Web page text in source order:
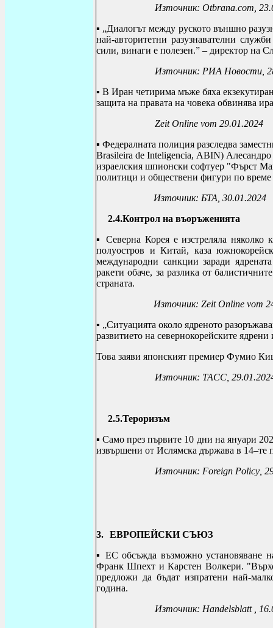
Източник: Otbrana.com,
▪ „Диалогът между руското външно
най-авторитетни разузнавателни
сили, винаги е полезен.” – директор на
Източник: РИА Новости,
▪ В Иран четирима мъже бяха
защита на правата на човека обвинява
Zeit Online vom 29.01.2024
▪ Федералната полиция разследва
Brasileira de Inteligencia, ABIN) Алесандро
израелския шпионски софтуер "Фърст
политици и обществени фигури по време
Източник: БТА, 30.01.2024
2.4.Контрол на въоръженията
▪ Северна Корея е изстреляла
полуостров и Китай, каза
международни санкции заради
ракети обаче, за разлика от
страната.
Източник: Zeit Online vom
▪ „Ситуацията около ядреното
развитието на севернокорейските
Това заяви японският премиер Фумио
Източник: ТАСС,
2.5.Тероризъм
▪Само през първите 10 дни на януари
извършени от Ислямска държава в 14–те
Източник: Foreign Policy ,
3. ЕВРОПЕЙСКИ СЪЮЗ
▪ ЕС обсъжда възможно установяване
Франк Шпехт и Карстен Волкери.
предложи да бъдат изпратени най-
година.
Източник: Handelsblatt ,